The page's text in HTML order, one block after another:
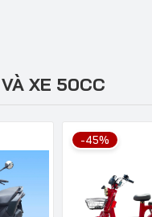
XE 50CC
-45%